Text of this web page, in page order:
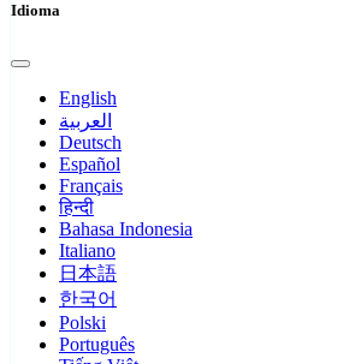
Idioma
English
العربية
Deutsch
Español
Français
हिन्दी
Bahasa Indonesia
Italiano
日本語
한국어
Polski
Português